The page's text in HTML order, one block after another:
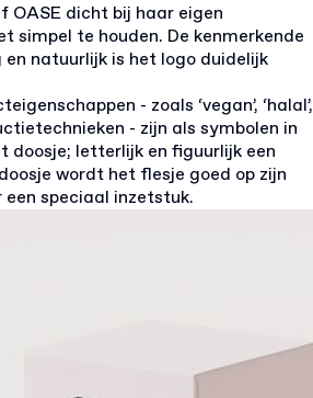
OASE dicht bij haar eigen
simpel te houden. De kenmerkende
en natuurlijk is het logo duidelijk
- zoals ‘vegan’, ‘halal’,
- zijn als symbolen in
doosje; letterlijk en figuurlijk een
wordt het flesje goed op zijn
speciaal inzetstuk.